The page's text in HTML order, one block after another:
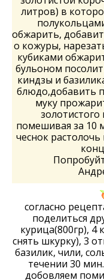
литров) в
обжарить,
о кожуры,
кубиками
бульоном
киндзы и
блюдо,добавить
муку
помешивая за 10
чеснок
согласно
поделиться
курица(800гр),
снять шкурку), 3
базилик, чили,
течении 30
добовляем